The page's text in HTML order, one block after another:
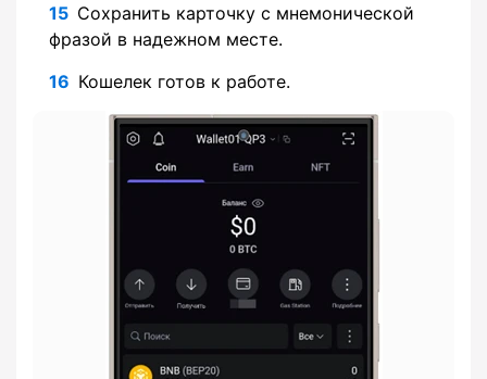
Сохранить карточку с мнемонической
фразой в надежном месте.
Кошелек готов к работе.